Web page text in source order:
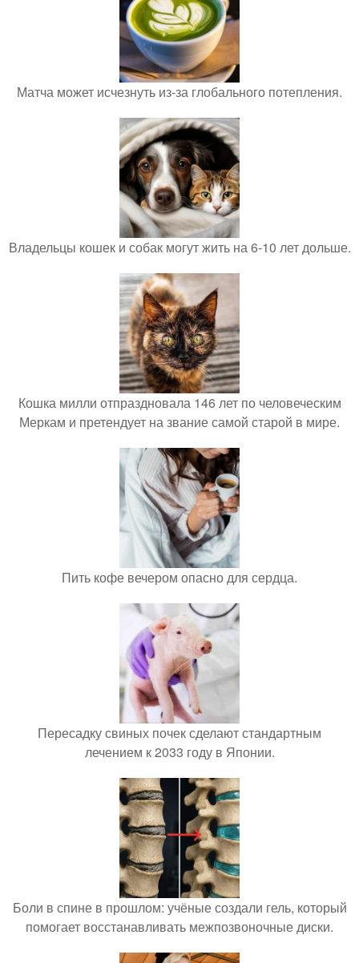
Матча может исчезнуть из-за глобального потепления.
Владельцы кошек и собак могут жить на 6-10 лет дольше.
Кошка милли отпраздновала 146 лет по человеческим
Меркам и претендует на звание самой старой в мире.
Пить кофе вечером опасно для сердца.
Пересадку свиных почек сделают стандартным
лечением к 2033 году в Японии.
Боли в спине в прошлом: учёные создали гель, который
помогает восстанавливать межпозвоночные диски.